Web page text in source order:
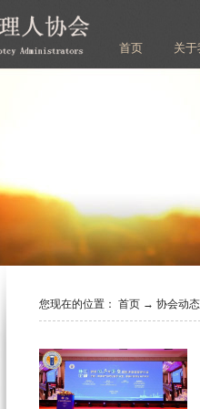
首页 关
您现在的位置： 首页 → 协会动态